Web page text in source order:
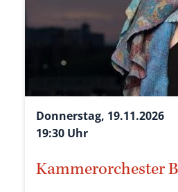
Donnerstag, 19.11.2026
19:30 Uhr
Kammerorchester